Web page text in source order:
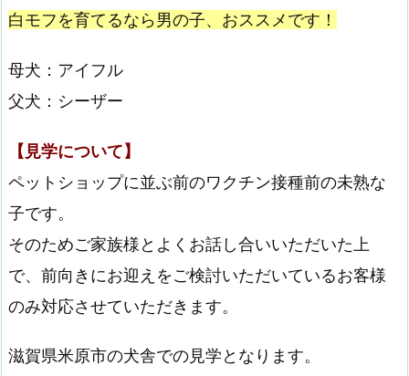
白モフを育てるなら男の子、おススメです！
母犬：アイフル
父犬：シーザー
【見学について】
ペットショップに並ぶ前のワクチン接種前の未熟な
子です。
そのためご家族様とよくお話し合いいただいた上
で、前向きにお迎えをご検討いただいているお客様
のみ対応させていただきます。
滋賀県米原市の犬舎での見学となります。